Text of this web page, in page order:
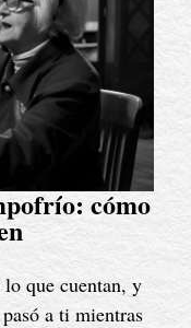
cómo
lo que cuentan, y
a ti mientras